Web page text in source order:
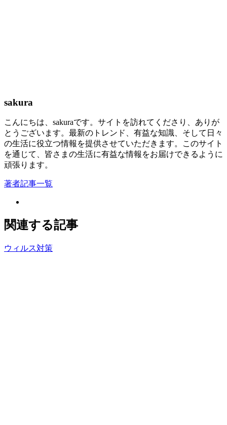
sakura
こんにちは、sakuraです。サイトを訪れてくださり、ありが
とうございます。最新のトレンド、有益な知識、そして日々
の生活に役立つ情報を提供させていただきます。このサイト
を通じて、皆さまの生活に有益な情報をお届けできるように
頑張ります。
著者記事一覧
関連する記事
ウィルス対策